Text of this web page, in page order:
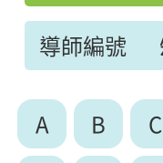
導師編號
A B C